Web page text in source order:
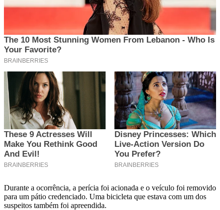
Durante a ocorrência, a perícia foi acionada e o veículo foi removido
para um pátio credenciado. Uma bicicleta que estava com um dos
suspeitos também foi apreendida.